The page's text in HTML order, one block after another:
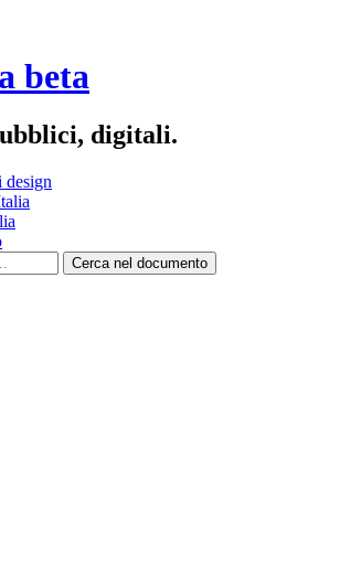
beta
digitali.
design
Cerca nel documento